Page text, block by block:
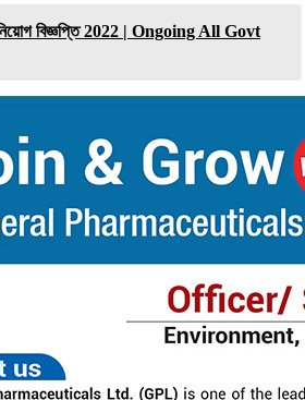
নিয়োগ বিজ্ঞপ্তি 2022 | Ongoing All Govt